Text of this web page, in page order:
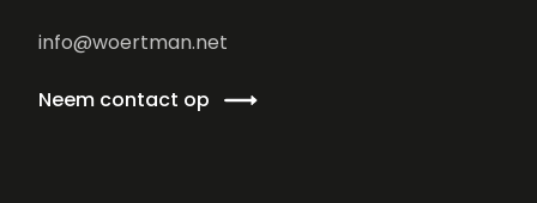
info@woertman.net
Neem contact op